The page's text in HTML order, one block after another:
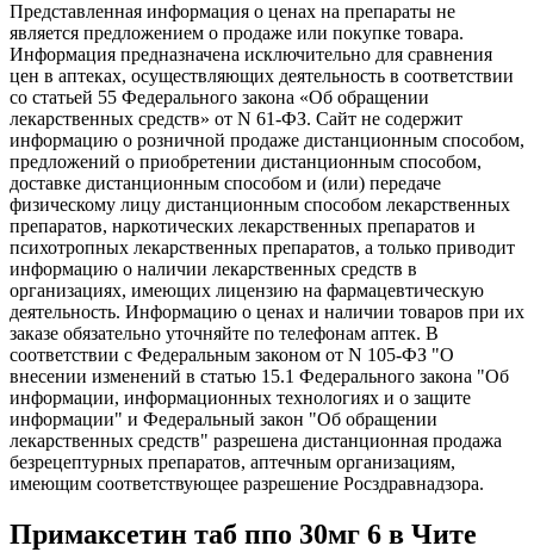
Представленная информация о ценах на препараты не
является предложением о продаже или покупке товара.
Информация предназначена исключительно для сравнения
цен в аптеках, осуществляющих деятельность в соответствии
со статьей 55 Федерального закона «Об обращении
лекарственных средств» от N 61-ФЗ. Сайт не содержит
информацию о розничной продаже дистанционным способом,
предложений о приобретении дистанционным способом,
доставке дистанционным способом и (или) передаче
физическому лицу дистанционным способом лекарственных
препаратов, наркотических лекарственных препаратов и
психотропных лекарственных препаратов, а только приводит
информацию о наличии лекарственных средств в
организациях, имеющих лицензию на фармацевтическую
деятельность. Информацию о ценах и наличии товаров при их
заказе обязательно уточняйте по телефонам аптек. В
соответствии с Федеральным законом от N 105-ФЗ "О
внесении изменений в статью 15.1 Федерального закона "Об
информации, информационных технологиях и о защите
информации" и Федеральный закон "Об обращении
лекарственных средств" разрешена дистанционная продажа
безрецептурных препаратов, аптечным организациям,
имеющим соответствующее разрешение Росздравнадзора.
Примаксетин таб ппо 30мг 6 в Чите